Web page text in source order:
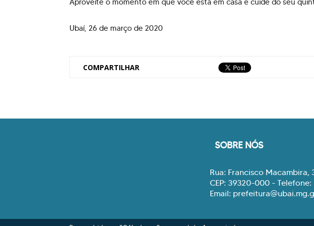
Aproveite o momento em que você está em casa e cuide do seu
Ubaí, 26 de março de 2020
COMPARTILHAR
SOBRE NÓS
Rua: Francisco
CEP: 39320-000 - Telefone:
Email: